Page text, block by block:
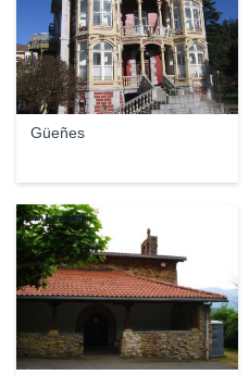
Güeñes
Juan Larreategui